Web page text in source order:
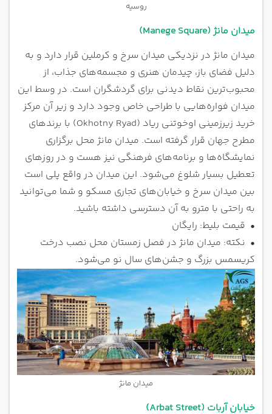
روسیه
میدان مانژ (Manege Square)
میدان مانژ در نزدیکی میدان سرخ و کرملین قرار دارد و به
دلیل فضای باز، چیدمان هنری و مجسمه‌های جذاب، از
محبوب‌ترین نقاط دیدنی برای گردشگران است. در وسط این
میدان فواره‌هایی با طراحی خاص وجود دارد و زیر آن مرکز
خرید زیرزمینی اوخوتنی ریاد (Okhotny Ryad) با برندهای
مطرح جهان قرار گرفته است. میدان مانژ محل برگزاری
نمایشگاه‌ها و برنامه‌های فرهنگی نیز هست و در روزهای
تعطیل بسیار شلوغ می‌شود. این میدان در واقع پلی است
بین میدان سرخ و خیابان‌های تجاری مسکو و شما می‌توانید
به راحتی با مترو به آن دسترسی داشته باشید.
• قیمت بلیط: رایگان
• نکته: میدان مانژ در فصل زمستان محل نصب درخت
کریسمس بزرگ و جشن‌های سال نو می‌شود.
میدان مانژ
خیابان آربات (Arbat Street)